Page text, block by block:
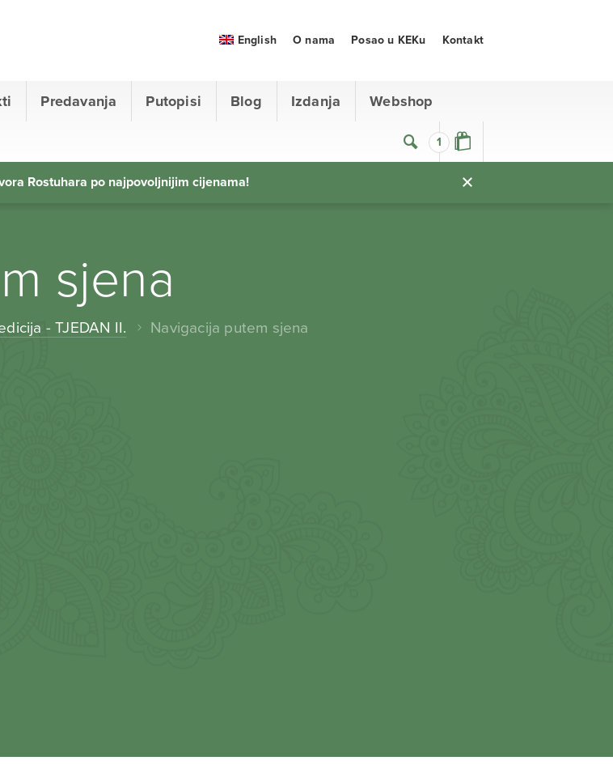
1
Predavanja Putopisi Blog Izdanja Webshop
English O nama Posao u KEKu Kontakt
Rostuhara po najpovoljnijim cijenama!
sjena
- TJEDAN II. Navigacija putem sjena